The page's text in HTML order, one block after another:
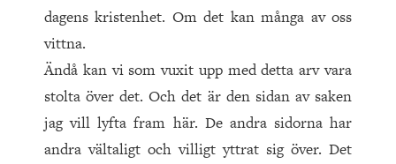
dagens kristenhet. Om det kan många av oss
vittna.
Ändå kan vi som vuxit upp med detta arv vara
stolta över det. Och det är den sidan av saken
jag vill lyfta fram här. De andra sidorna har
andra vältaligt och villigt yttrat sig över. Det